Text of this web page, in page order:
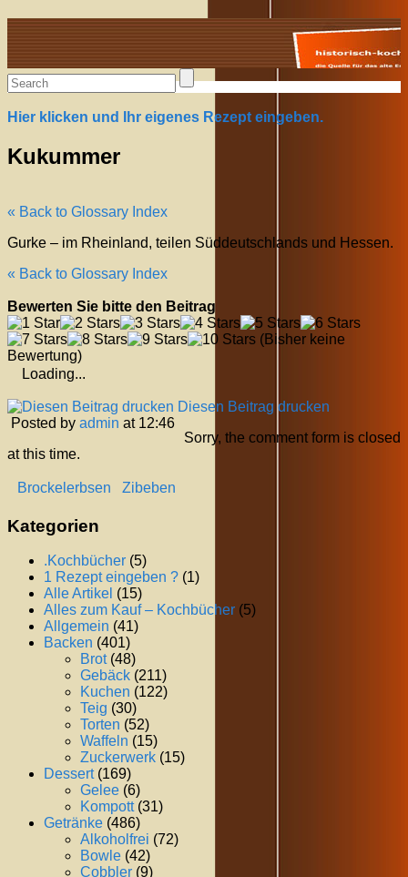
Alte Rezepte online
Hier klicken und Ihr eigenes Rezept eingeben.
Kukummer
« Back to Glossary Index
Gurke – im Rheinland, teilen Süddeutschlands und Hessen.
« Back to Glossary Index
Bewerten Sie bitte den Beitrag
(Bisher keine
Bewertung)
Loading...
Diesen Beitrag drucken
Posted by admin at 12:46
Sorry, the comment form is closed
at this time.
Brockelerbsen Zibeben
Kategorien
.Kochbücher (5)
1 Rezept eingeben ? (1)
Alle Artikel (15)
Alles zum Kauf – Kochbücher (5)
Allgemein (41)
Backen (401)
Brot(48)
Gebäck (211)
Kuchen (122)
Teig (30)
Torten (52)
Waffeln (15)
Zuckerwerk (15)
Dessert(169)
Gelee (6)
Kompott(31)
Getränke (486)
Alkoholfrei (72)
Bowle (42)
Cobbler (9)